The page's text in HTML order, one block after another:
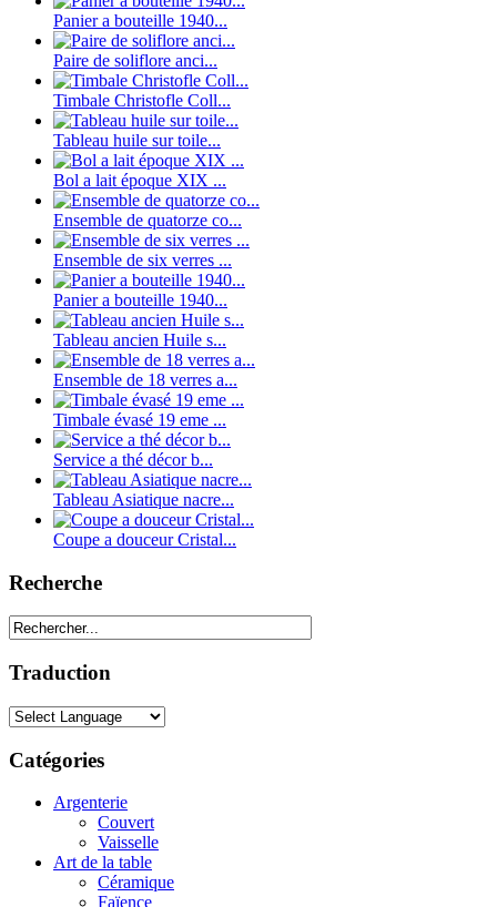
Panier a bouteille 1940...
Paire de soliflore anci...
Timbale Christofle Coll...
Tableau huile sur toile...
Bol a lait époque XIX ...
Ensemble de quatorze co...
Ensemble de six verres ...
Panier a bouteille 1940...
Tableau ancien Huile s...
Ensemble de 18 verres a...
Timbale évasé 19 eme ...
Service a thé décor b...
Tableau Asiatique nacre...
Coupe a douceur Cristal...
Recherche
Traduction
Catégories
Argenterie
Couvert
Vaisselle
Art de la table
Céramique
Faïence